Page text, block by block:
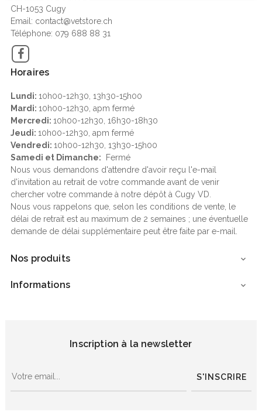
CH-1053 Cugy
Email: contact@vetstore.ch
Téléphone: 079 688 88 31
Horaires
Lundi: 10h00-12h30, 13h30-15h00
Mardi: 10h00-12h30, apm fermé
Mercredi: 10h00-12h30, 16h30-18h30
Jeudi: 10h00-12h30, apm fermé
Vendredi: 10h00-12h30, 13h30-15h00
Samedi et Dimanche: Fermé
Nous vous demandons d'attendre d'avoir reçu l'e-mail
d'invitation au retrait de votre commande avant de venir
chercher votre commande à notre dépôt à Cugy VD.
Nous vous rappelons que, selon les conditions de vente, le
délai de retrait est au maximum de 2 semaines ; une éventuelle
demande de délai supplémentaire peut être faite par e-mail.
Nos produits 
Informations 
Inscription à la newsletter
S'INSCRIRE